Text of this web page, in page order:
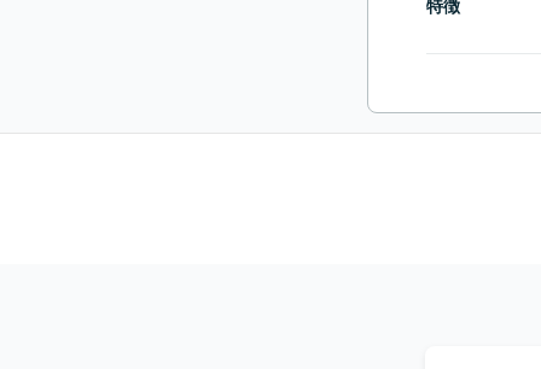
特徴